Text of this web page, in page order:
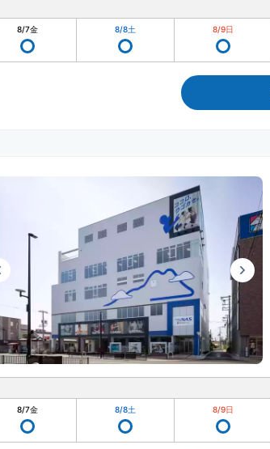
8/7金 8/8土 8/9日
8/7金 8/8土 8/9日